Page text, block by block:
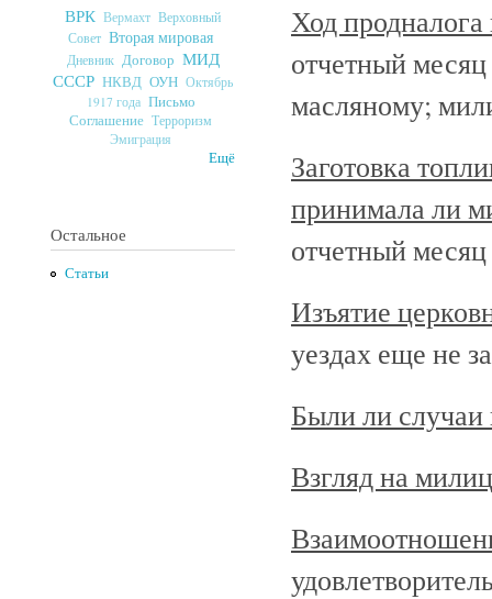
ВРК Вермахт Верховный
Совет Вторая мировая
Дневник Договор МИД
СССР НКВД ОУН Октябрь
1917 года Письмо
Соглашение Терроризм
Эмиграция
Ещё
Остальное
Статьи
Ход
отчетный
масляному;
Заготовка
принимала ли
отчетный
Изъятие
уездах еще не
Были ли случаи
Взгляд на